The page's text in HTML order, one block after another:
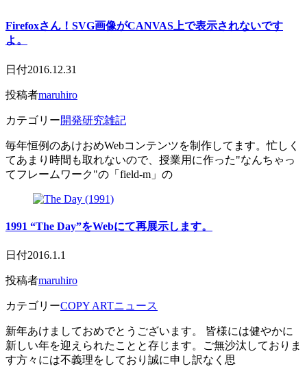
Firefoxさん！SVG画像がCANVAS上で表示されないです
よ。
日付2016.12.31
投稿者maruhiro
カテゴリー開発研究雑記
毎年恒例のあけおめWebコンテンツを制作してます。忙しく
てあまり時間も取れないので、授業用に作った"なんちゃっ
てフレームワーク"の「field-m」の
1991 “The Day”をWebにて再展示します。
日付2016.1.1
投稿者maruhiro
カテゴリーCOPY ARTニュース
新年あけましておめでとうございます。 皆様には健やかに
新しい年を迎えられたことと存じます。ご無沙汰しておりま
す方々には不義理をしており誠に申し訳なく思